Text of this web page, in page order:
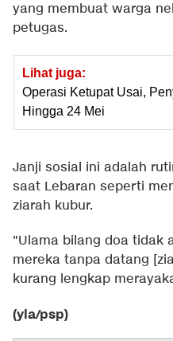
yang membuat warga
petugas.
Lihat juga:
Operasi Ketupat Usai,
Hingga 24 Mei
Janji sosial ini adalah
saat Lebaran seperti
ziarah kubur.
"Ulama bilang doa tidak
mereka tanpa datang
kurang lengkap
(yla/psp)